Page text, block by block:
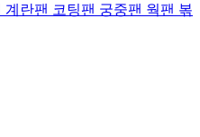
란팬 코팅팬 궁중팬 웍팬 볶